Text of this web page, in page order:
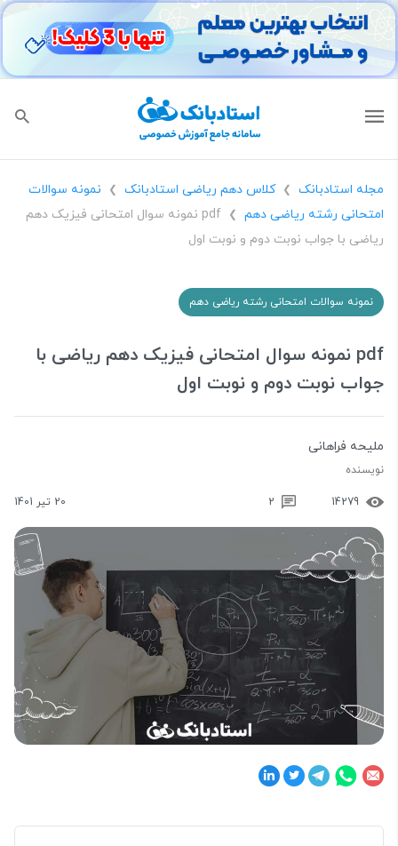
مجله استادبانک ❯ کلاس دهم ریاضی استادبانک ❯
نمونه سوالات
امتحانی رشته ریاضی دهم
❯
pdf نمونه سوال امتحانی فیزیک دهم
ریاضی با جواب نوبت دوم و نوبت اول
نمونه سوالات امتحانی رشته ریاضی دهم
pdf نمونه سوال امتحانی فیزیک دهم ریاضی با
جواب نوبت دوم و نوبت اول
ملیحه فراهانی
نویسنده
14279
2 20 تیر 1401